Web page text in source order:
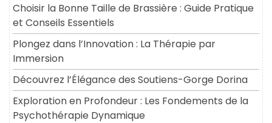
Choisir la Bonne Taille de Brassière : Guide Pratique
et Conseils Essentiels
Plongez dans l’Innovation : La Thérapie par
Immersion
Découvrez l’Élégance des Soutiens-Gorge Dorina
Exploration en Profondeur : Les Fondements de la
Psychothérapie Dynamique